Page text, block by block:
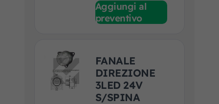
Aggiungi al
preventivo
FANALE
DIREZIONE
3LED 24V
S/SPINA